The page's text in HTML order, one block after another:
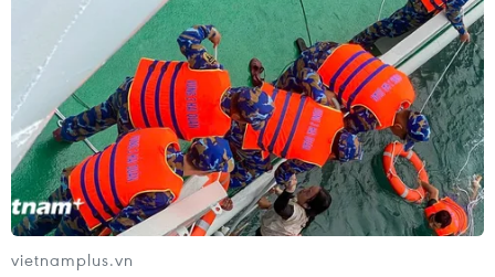
vietnamplus.vn